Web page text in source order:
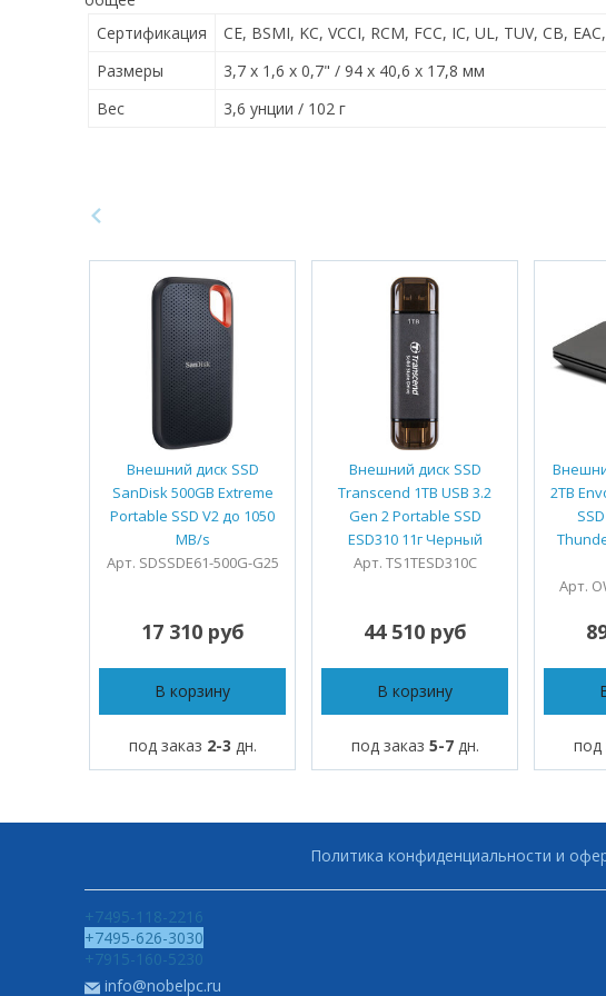
Сертификация
CE, BSMI, KC, VCCI, RCM, FCC, IC, UL, TUV, CB,
Размеры
3,7 x 1,6 x 0,7" / 94 x 40,6 x 17,8 мм
Вес
3,6 унции / 102 г
Внешний диск SSD
SanDisk 500GB Extreme
Portable SSD V2 до 1050
MB/s
Арт. SDSSDE61-500G-G25
17 310 руб
В корзину
под заказ 2-3 дн.
Внешний диск SSD
Transcend 1TB USB 3.2
Gen 2 Portable SSD
ESD310 11г Черный
Арт. TS1TESD310C
44 510 руб
В корзину
под заказ 5-7дн.
2TB
Арт.
под
Политика конфиденциальности и
+7495-118-2216
+7495-626-3030
+7915-160-5230
info@nobelpc.ru